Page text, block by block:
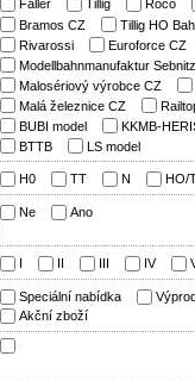
Faller Tillig
Roco
Bramos CZ
Tillig HO
Rivarossi
Euroforce CZ
Modellbahnmanufaktur Sebnitz
Malosériový výrobce CZ
Malá železnice CZ
BUBI model
KKMB-
BTTB
LS model
H0 TT N HO/
Ne Ano
IV
Speciální nabídka
Akční zboží